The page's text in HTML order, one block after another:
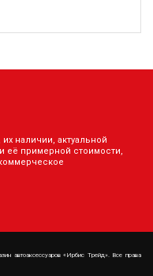
наличии, актуальной
её примерной стоимости,
автоаксессуаров «Ирбис Трейд». Все права